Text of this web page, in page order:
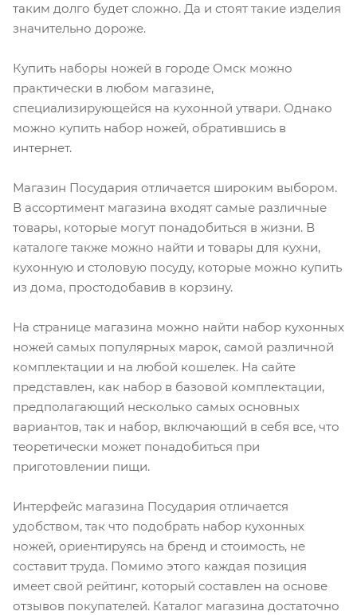
таким долго будет сложно. Да и стоят такие изделия
значительно дороже.
Купить наборы ножей в городе Омск можно
практически в любом магазине,
специализирующейся на кухонной утвари. Однако
можно купить набор ножей, обратившись в
интернет.
Магазин Посудария отличается широким выбором.
В ассортимент магазина входят самые различные
товары, которые могут понадобиться в жизни. В
каталоге также можно найти и товары для кухни,
кухонную и столовую посуду, которые можно купить
из дома, простодобавив в корзину.
На странице магазина можно найти набор кухонных
ножей самых популярных марок, самой различной
комплектации и на любой кошелек. На сайте
представлен, как набор в базовой комплектации,
предполагающий несколько самых основных
вариантов, так и набор, включающий в себя все, что
теоретически может понадобиться при
приготовлении пищи.
Интерфейс магазина Посудария отличается
удобством, так что подобрать набор кухонных
ножей, ориентируясь на бренд и стоимость, не
составит труда. Помимо этого каждая позиция
имеет свой рейтинг, который составлен на основе
отзывов покупателей. Каталог магазина достаточно